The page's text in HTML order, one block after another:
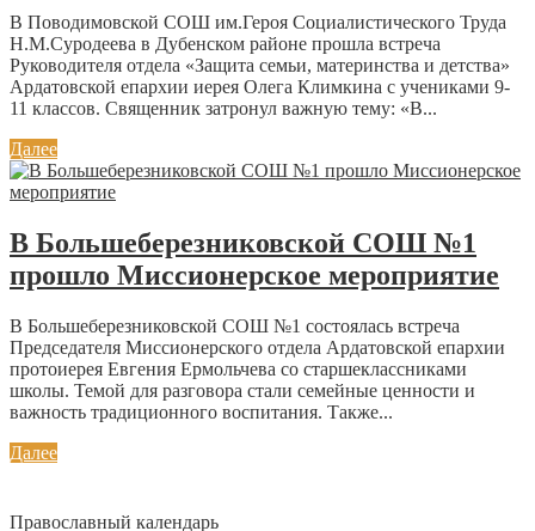
В Поводимовской СОШ им.Героя Социалистического Труда
Н.М.Суродеева в Дубенском районе прошла встреча
Руководителя отдела «Защита семьи, материнства и детства»
Ардатовской епархии иерея Олега Климкина с учениками 9-
11 классов. Священник затронул важную тему: «В...
Далее
В Большеберезниковской СОШ №1
прошло Миссионерское мероприятие
В Большеберезниковской СОШ №1 состоялась встреча
Председателя Миссионерского отдела Ардатовской епархии
протоиерея Евгения Ермольчева со старшеклассниками
школы. Темой для разговора стали семейные ценности и
важность традиционного воспитания. Также...
Далее
Православный календарь